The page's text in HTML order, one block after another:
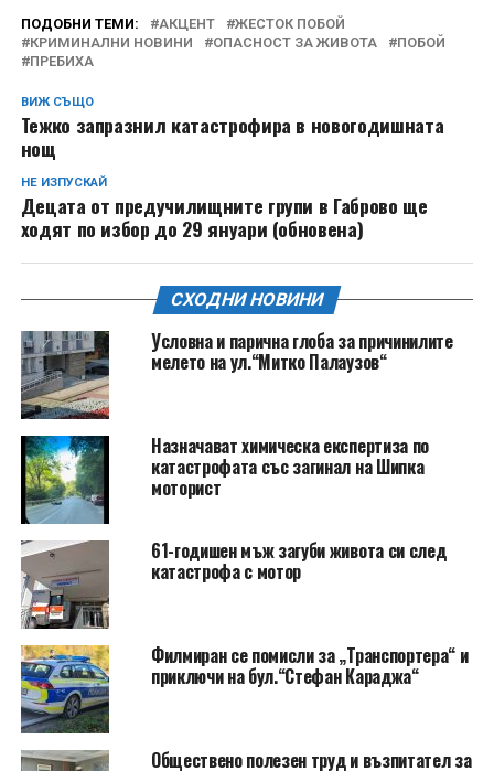
ПОДОБНИ ТЕМИ: АКЦЕНТ
ЖЕСТОК ПОБОЙ
КРИМИНАЛНИ НОВИНИ
ОПАСНОСТ ЗА ЖИВОТА
ПОБОЙ
ПРЕБИХА
ВИЖ СЪЩО
Тежко запразнил катастрофира в новогодишната
нощ
НЕ ИЗПУСКАЙ
Децата от предучилищните групи в Габрово ще
ходят по избор до 29 януари (обновена)
СХОДНИ НОВИНИ
Условна и парична глоба за причинилите
мелето на ул.“Митко Палаузов“
Назначават химическа експертиза по
катастрофата със загинал на Шипка
моторист
61-годишен мъж загуби живота си след
катастрофа с мотор
Филмиран се помисли за „Транспортера“ и
приключи на бул.“Стефан Караджа“
Обществено полезен труд и възпитател за